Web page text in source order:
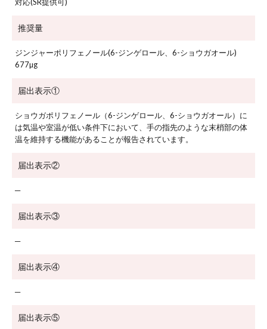
推奨量
ジンジャーポリフェノール(6-ジンゲロール、6-ショウガオール)
677µg
届出表示①
ショウガポリフェノール（6-ジンゲロール、6-ショウガオール）に
は気温や室温が低い条件下において、手の指先のような末梢部の体
温を維持する機能があることが報告されています。
届出表示②
─
届出表示③
─
届出表示④
─
届出表示⑤